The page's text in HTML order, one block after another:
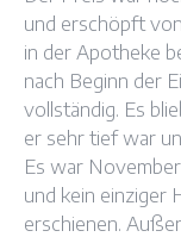
und erschöpft
in der Apotheke
nach Beginn der
vollständig. Es
er sehr tief war
Es war
und kein einziger
erschienen.